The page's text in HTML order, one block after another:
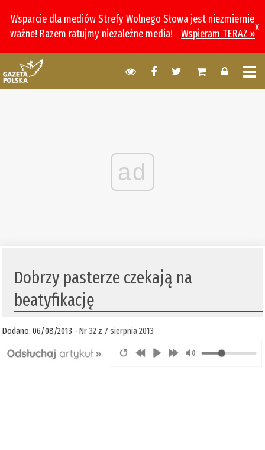
Wsparcie dla mediów Strefy Wolnego Słowa jest niezmiernie
ważne! Razem ratujmy niezależne media!
Wspieram TERAZ »
x
ad
Dobrzy pasterze czekają na
beatyfikację
Dodano: 06/08/2013 -Nr 32 z 7 sierpnia 2013